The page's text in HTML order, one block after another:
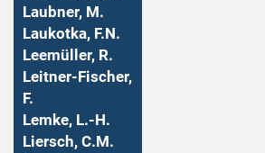
Laubner, M.
Laukotka, F.N.
Leemüller, R.
Leitner-Fischer,
F.
Lemke, L.-H.
Liersch, C.M.